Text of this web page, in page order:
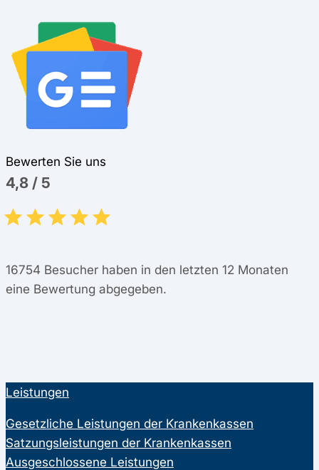
Bewerten Sie uns
4,8 / 5
16754 Besucher haben in den letzten 12 Monaten
eine Bewertung abgegeben.
Leistungen
Gesetzliche Leistungen der Krankenkassen
Satzungsleistungen der Krankenkassen
Ausgeschlossene Leistungen